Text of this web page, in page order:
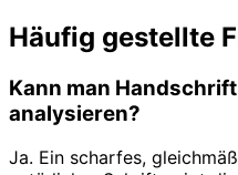
Häufig gestellte
Kann man
analysieren?
Ja. Ein scharfes,